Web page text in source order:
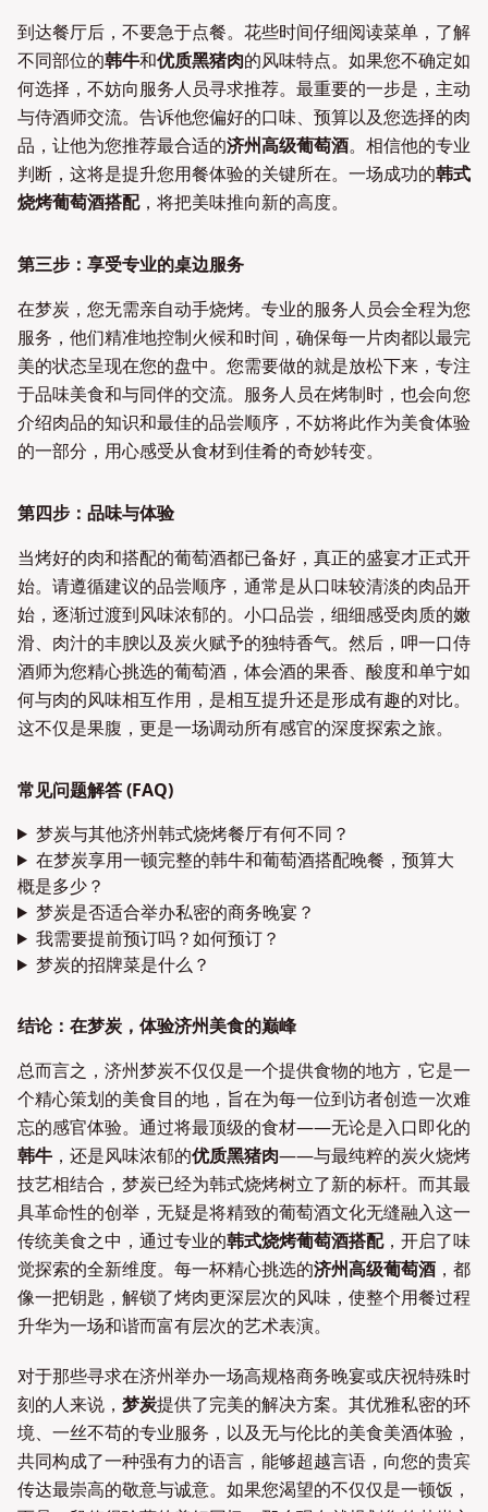
到达餐厅后，不要急于点餐。花些时间仔细阅读菜单，了解
不同部位的韩牛和优质黑猪肉的风味特点。如果您不确定如
何选择，不妨向服务人员寻求推荐。最重要的一步是，主动
与侍酒师交流。告诉他您偏好的口味、预算以及您选择的肉
品，让他为您推荐最合适的济州高级葡萄酒。相信他的专业
判断，这将是提升您用餐体验的关键所在。一场成功的韩式
烧烤葡萄酒搭配，将把美味推向新的高度。
第三步：享受专业的桌边服务
在梦炭，您无需亲自动手烧烤。专业的服务人员会全程为您
服务，他们精准地控制火候和时间，确保每一片肉都以最完
美的状态呈现在您的盘中。您需要做的就是放松下来，专注
于品味美食和与同伴的交流。服务人员在烤制时，也会向您
介绍肉品的知识和最佳的品尝顺序，不妨将此作为美食体验
的一部分，用心感受从食材到佳肴的奇妙转变。
第四步：品味与体验
当烤好的肉和搭配的葡萄酒都已备好，真正的盛宴才正式开
始。请遵循建议的品尝顺序，通常是从口味较清淡的肉品开
始，逐渐过渡到风味浓郁的。小口品尝，细细感受肉质的嫩
滑、肉汁的丰腴以及炭火赋予的独特香气。然后，呷一口侍
酒师为您精心挑选的葡萄酒，体会酒的果香、酸度和单宁如
何与肉的风味相互作用，是相互提升还是形成有趣的对比。
这不仅是果腹，更是一场调动所有感官的深度探索之旅。
常见问题解答 (FAQ)
梦炭与其他济州韩式烧烤餐厅有何不同？
在梦炭享用一顿完整的韩牛和葡萄酒搭配晚餐，预算大
概是多少？
梦炭是否适合举办私密的商务晚宴？
我需要提前预订吗？如何预订？
梦炭的招牌菜是什么？
结论：在梦炭，体验济州美食的巅峰
总而言之，济州梦炭不仅仅是一个提供食物的地方，它是一
个精心策划的美食目的地，旨在为每一位到访者创造一次难
忘的感官体验。通过将最顶级的食材——无论是入口即化的
韩牛 ，还是风味浓郁的优质黑猪肉——与最纯粹的炭火烧烤
技艺相结合，梦炭已经为韩式烧烤树立了新的标杆。而其最
具革命性的创举，无疑是将精致的葡萄酒文化无缝融入这一
传统美食之中，通过专业的韩式烧烤葡萄酒搭配，开启了味
觉探索的全新维度。每一杯精心挑选的济州高级葡萄酒 ，都
像一把钥匙，解锁了烤肉更深层次的风味，使整个用餐过程
升华为一场和谐而富有层次的艺术表演。
对于那些寻求在济州举办一场高规格商务晚宴或庆祝特殊时
刻的人来说， 梦炭提供了完美的解决方案。其优雅私密的环
境、一丝不苟的专业服务，以及无与伦比的美食美酒体验，
共同构成了一种强有力的语言，能够超越言语，向您的贵宾
传达最崇高的敬意与诚意。如果您渴望的不仅仅是一顿饭，